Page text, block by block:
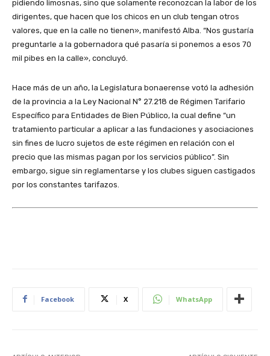
pidiendo limosnas, sino que solamente reconozcan la labor de los
dirigentes, que hacen que los chicos en un club tengan otros
valores, que en la calle no tienen», manifestó Alba. “Nos gustaría
preguntarle a la gobernadora qué pasaría si ponemos a esos 70
mil pibes en la calle», concluyó.
Hace más de un año, la Legislatura bonaerense votó la adhesión
de la provincia a la Ley Nacional N° 27.218 de Régimen Tarifario
Específico para Entidades de Bien Público, la cual define “un
tratamiento particular a aplicar a las fundaciones y asociaciones
sin fines de lucro sujetos de este régimen en relación con el
precio que las mismas pagan por los servicios público”. Sin
embargo, sigue sin reglamentarse y los clubes siguen castigados
por los constantes tarifazos.
Facebook X WhatsApp